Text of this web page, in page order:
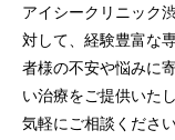
アイシークリニック
対して、経験豊富な
者様の不安や悩みに
い治療をご提供いた
気軽にご相談ください